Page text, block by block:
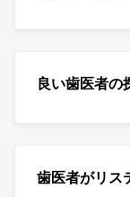
良い歯医者の
歯医者がリス